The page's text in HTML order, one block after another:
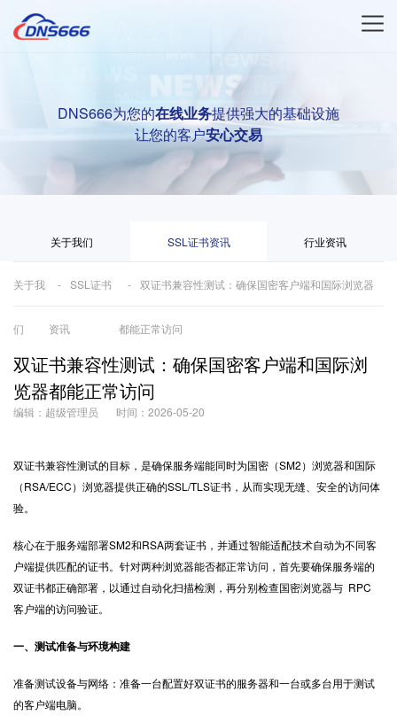
DNS666为您的在线业务提供强大的基础设施
让您的客户安心交易
关于我们 SSL证书资讯 行业资讯
关于我
们
SSL证书
资讯
双证书兼容性测试：确保国密客户端和国际浏览器
都能正常访问
双证书兼容性测试：确保国密客户端和国际浏
览器都能正常访问
编辑：超级管理员 时间：2026-05-20
双证书兼容性测试的目标，是确保服务端能同时为国密（SM2）浏览器和国际
（RSA/ECC）浏览器提供正确的SSL/TLS证书，从而实现无缝、安全的访问体
验。
核心在于服务端部署SM2和RSA两套证书，并通过智能适配技术自动为不同客
户端提供匹配的证书。针对两种浏览器能否都正常访问，首先要确保服务端的
双证书都正确部署，以通过自动化扫描检测，再分别检查国密浏览器与 RPC
客户端的访问验证。
一、测试准备与环境构建
准备测试设备与网络：准备一台配置好双证书的服务器和一台或多台用于测试
的客户端电脑。